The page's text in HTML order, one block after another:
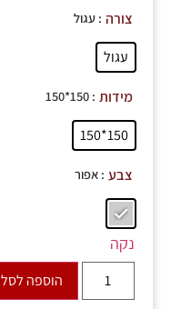
צורה : עגול
עגול
מידות : 150*150
150*150
צבע : אפור
נקה
הוספה לסל